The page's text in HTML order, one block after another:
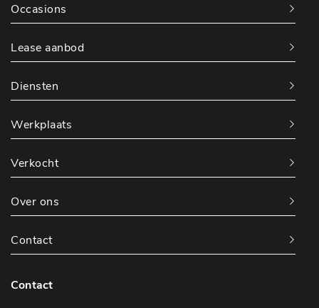
Occasions
Lease aanbod
Diensten
Werkplaats
Verkocht
Over ons
Contact
Contact